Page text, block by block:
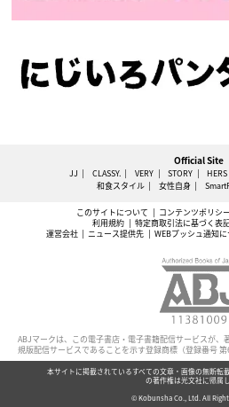
Official Site
JJ CLASSY. VERY STORY HERS
和食スタイル
女性自身
このサイトについて コンテンツポリシー
利用規約
特定商取引法に基づく表
運営会社
ニュース提供先 WEBプッシュ通知に
ABJマークは、この電子書店・電子書籍配信サービスが、
規版配信サービスであることを示す登録商標（登録番号 第
本サイトに掲載されているすべての文章・画像の無断転
の著作権は光文社に帰属し
© Kobunsha Co., Ltd. All